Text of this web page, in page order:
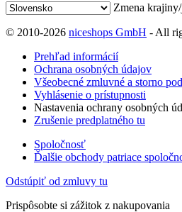
Zmena
© 2010-2026 niceshops GmbH - All
Prehľad informácií
Ochrana osobných údajov
Všeobecné zmluvné a storno
Vyhlásenie o prístupnosti
Nastavenia ochrany osobných
Zrušenie predplatného tu
Spoločnosť
Ďalšie obchody patriace
Odstúpiť od zmluvy tu
Prispôsobte si zážitok z nakupovania